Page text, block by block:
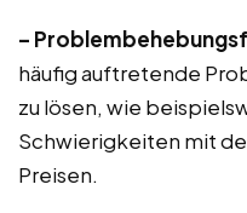
–
häufig auftretende
zu lösen, wie
Schwierigkeiten mit
Preisen.